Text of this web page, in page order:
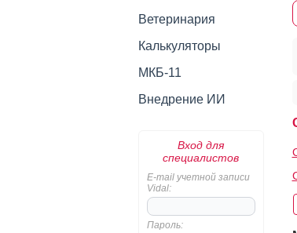
Ветеринария
Калькуляторы
МКБ-11
Внедрение ИИ
Вход для
специалистов
E-mail учетной записи
Vidal:
Пароль: